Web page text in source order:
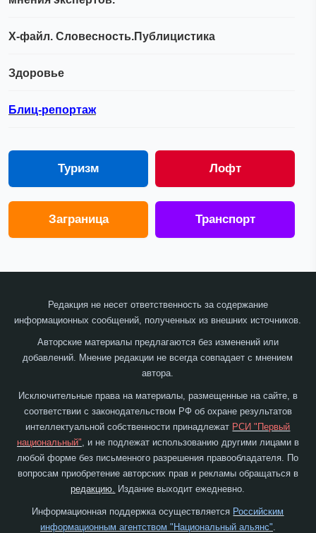
Х-файл. Словесность.Публицистика
Здоровье
Блиц-репортаж
Туризм Лофт
Заграница Транспорт
Редакция не несет ответственность за содержание
информационных сообщений, полученных из внешних источников.
Авторские материалы предлагаются без изменений или
добавлений. Мнение редакции не всегда совпадает с мнением
автора.
Исключительные права на материалы, размещенные на сайте, в
соответствии с законодательством РФ об охране результатов
интеллектуальной собственности принадлежат РСИ "Первый
национальный", и не подлежат использованию другими лицами в
любой форме без письменного разрешения правообладателя. По
вопросам приобретение авторских прав и рекламы обращаться в
редакцию. Издание выходит ежедневно.
Информационная поддержка осуществляется Российским
информационным агентством "Национальный альянс"